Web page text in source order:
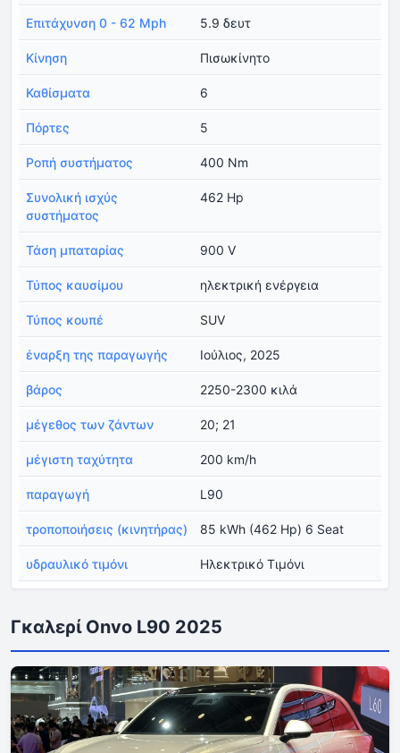
Επιτάχυνση 0 - 62 Mph 5.9 δευτ
Κίνηση Πισωκίνητο
Καθίσματα 6
Πόρτες 5
Ροπή συστήματος 400 Nm
Συνολική ισχύς
συστήματος
462 Hp
Τάση μπαταρίας 900 V
Τύπος καυσίμου ηλεκτρική ενέργεια
Τύπος κουπέ SUV
έναρξη της παραγωγής Ιούλιος, 2025
βάρος 2250-2300 κιλά
μέγεθος των ζάντων 20; 21
μέγιστη ταχύτητα 200 km/h
παραγωγή L90
τροποποιήσεις (κινητήρας) 85 kWh (462 Hp) 6 Seat
υδραυλικό τιμόνι Ηλεκτρικό Τιμόνι
Γκαλερί Onvo L90 2025